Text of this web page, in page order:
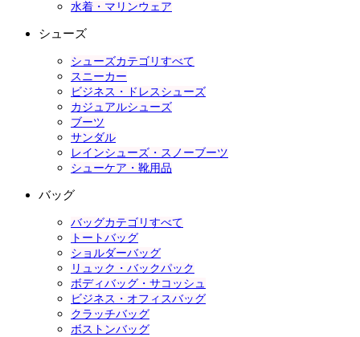
水着・マリンウェア
シューズ
シューズカテゴリすべて
スニーカー
ビジネス・ドレスシューズ
カジュアルシューズ
ブーツ
サンダル
レインシューズ・スノーブーツ
シューケア・靴用品
バッグ
バッグカテゴリすべて
トートバッグ
ショルダーバッグ
リュック・バックパック
ボディバッグ・サコッシュ
ビジネス・オフィスバッグ
クラッチバッグ
ボストンバッグ